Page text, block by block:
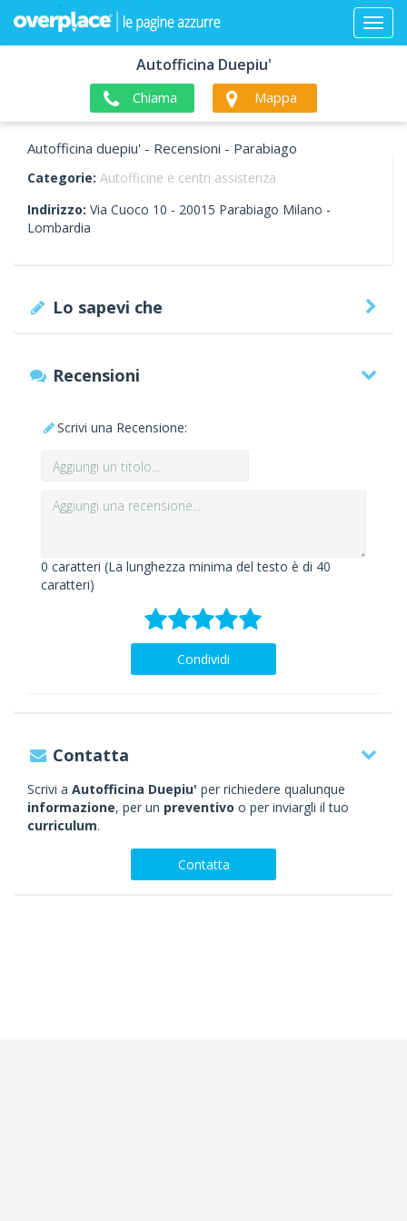
Autofficina Duepiu'
Chiama Mappa
Autofficina duepiu' - Recensioni - Parabiago
Categorie: Autofficine e centri assistenza
Indirizzo: Via Cuoco 10 - 20015 Parabiago Milano -
Lombardia
Lo sapevi che
Recensioni
Scrivi una Recensione:
0 caratteri (La lunghezza minima del testo è di 40
caratteri)
Condividi
Contatta
Scrivi a Autofficina Duepiu' per richiedere qualunque
informazione, per un preventivo o per inviargli il tuo
curriculum.
Contatta